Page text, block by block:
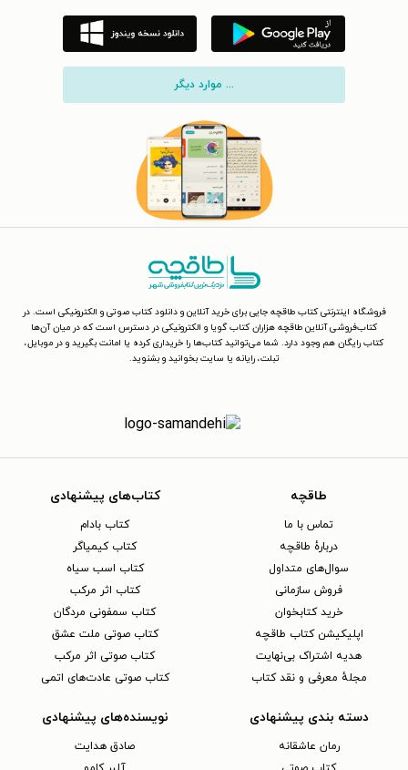
... موارد دیگر
فروشگاه اینترنتی کتاب طاقچه جایی برای خرید آنلاین و دانلود کتاب صوتی و الکترونیکی است. در
کتاب‌فروشی آنلاین طاقچه هزاران کتاب گویا و الکترونیکی در دسترس است که در میان آن‌ها
کتاب رایگان هم وجود دارد. شما می‌توانید کتاب‌ها را خریداری کرده یا امانت بگیرید و در موبایل،
تبلت، رایانه یا سایت بخوانید و بشنوید.
طاقچه
تماس با ما
دربارهٔ طاقچه
سوال‌های متداول
فروش سازمانی
خرید کتابخوان
اپلیکیشن کتاب طاقچه
هدیه اشتراک بی‌نهایت
مجلهٔ معرفی و نقد کتاب
کتاب‌های پیشنهادی
کتاب بادام
کتاب کیمیاگر
کتاب اسب سیاه
کتاب اثر مرکب
کتاب سمفونی مردگان
کتاب صوتی ملت عشق
کتاب صوتی اثر مرکب
کتاب صوتی عادت‌های اتمی
دسته بندی پیشنهادی
رمان عاشقانه
نویسنده‌های پیشنهادی
صادق هدایت